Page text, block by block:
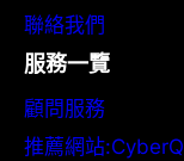
聯絡我們
服務一覽
顧問服務
推薦網站:CyberQ